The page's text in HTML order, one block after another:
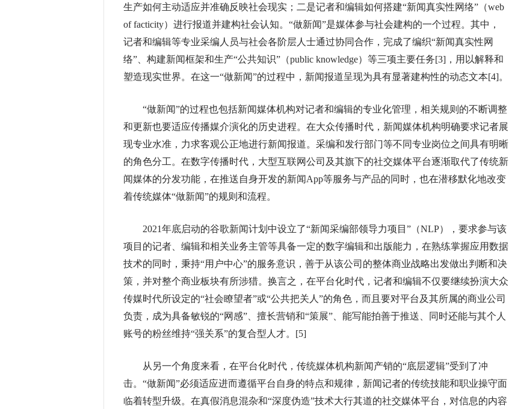
生产如何主动适应并准确反映社会现实；二是记者和编辑如何搭建“新闻真实性网络”（web
of facticity）进行报道并建构社会认知。“做新闻”是媒体参与社会建构的一个过程。其中，
记者和编辑等专业采编人员与社会各阶层人士通过协同合作，完成了编织“新闻真实性网
络”、构建新闻框架和生产“公共知识”（public knowledge）等三项主要任务[3]，用以解释和
塑造现实世界。在这一“做新闻”的过程中，新闻报道呈现为具有显著建构性的动态文本[4]。
“做新闻”的过程也包括新闻媒体机构对记者和编辑的专业化管理，相关规则的不断调整
和更新也要适应传播媒介演化的历史进程。在大众传播时代，新闻媒体机构明确要求记者展
现专业水准，力求客观公正地进行新闻报道。采编和发行部门等不同专业岗位之间具有明晰
的角色分工。在数字传播时代，大型互联网公司及其旗下的社交媒体平台逐渐取代了传统新
闻媒体的分发功能，在推送自身开发的新闻App等服务与产品的同时，也在潜移默化地改变
着传统媒体“做新闻”的规则和流程。
2021年底启动的谷歌新闻计划中设立了“新闻采编部领导力项目”（NLP），要求参与该
项目的记者、编辑和相关业务主管等具备一定的数字编辑和出版能力，在熟练掌握应用数据
技术的同时，秉持“用户中心”的服务意识，善于从该公司的整体商业战略出发做出判断和决
策，并对整个商业板块有所涉猎。换言之，在平台化时代，记者和编辑不仅要继续扮演大众
传媒时代所设定的“社会瞭望者”或“公共把关人”的角色，而且要对平台及其所属的商业公司
负责，成为具备敏锐的“网感”、擅长营销和“策展”、能写能拍善于推送、同时还能与其个人
账号的粉丝维持“强关系”的复合型人才。[5]
从另一个角度来看，在平台化时代，传统媒体机构新闻产销的“底层逻辑”受到了冲
击。“做新闻”必须适应进而遵循平台自身的特点和规律，新闻记者的传统技能和职业操守面
临着转型升级。在真假消息混杂和“深度伪造”技术大行其道的社交媒体平台，对信息的内容